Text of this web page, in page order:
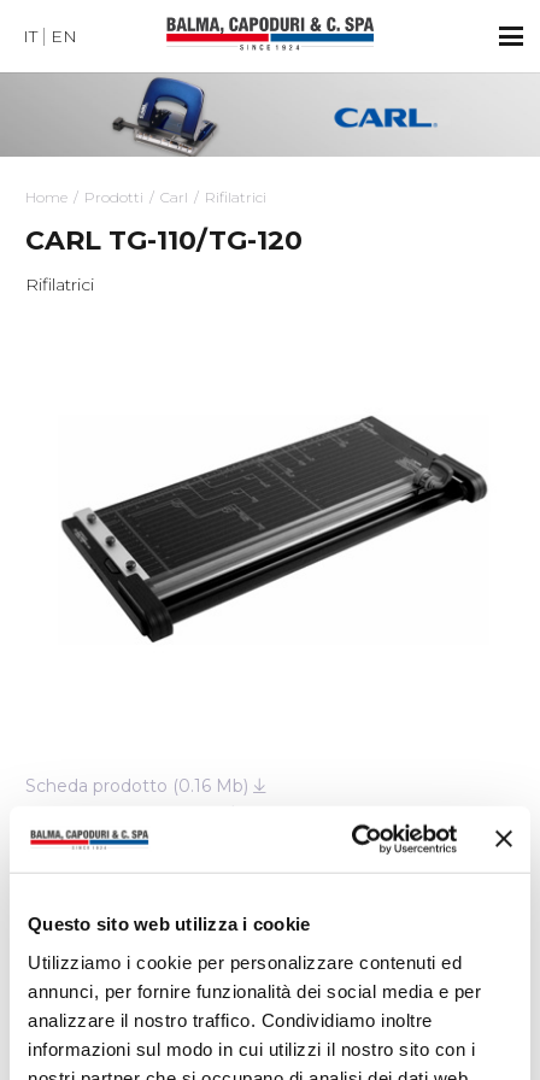
Questo sito web utilizza i cookie
Utilizziamo i cookie per personalizzare contenuti ed
annunci, per fornire funzionalità dei social media e per
analizzare il nostro traffico. Condividiamo inoltre
informazioni sul modo in cui utilizzi il nostro sito con i
IT EN
Home Prodotti Carl Rifilatrici
CARL TG-110/TG-120
Rifilatrici
Scheda prodotto (0.16 Mb)
Caratteristiche tecnico-funzionali
Sicurezza